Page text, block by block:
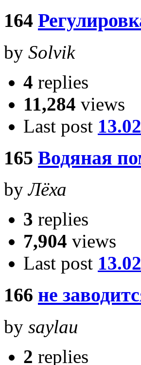
164
by Solvik
4 replies
11,284 views
Last post
165 Водяная
byЛёха
3 replies
7,904 views
Last post
166 не
by saylau
2 replies